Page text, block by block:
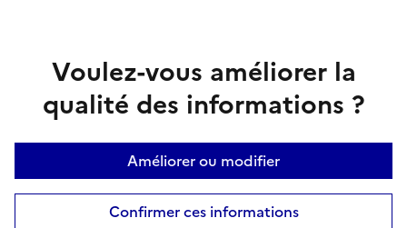
Voulez-vous améliorer la
qualité des informations ?
Améliorer ou modifier
Confirmer ces informations